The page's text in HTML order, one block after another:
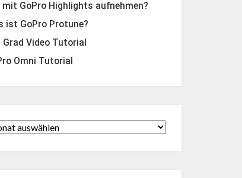
mit GoPro Highlights aufnehmen?
ist GoPro Protune?
Grad Video Tutorial
Omni Tutorial